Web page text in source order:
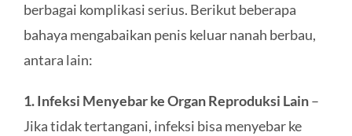
berbagai komplikasi serius. Berikut beberapa
bahaya mengabaikan penis keluar nanah berbau,
antara lain:
1. Infeksi Menyebar ke Organ Reproduksi Lain–
Jika tidak tertangani, infeksi bisa menyebar ke